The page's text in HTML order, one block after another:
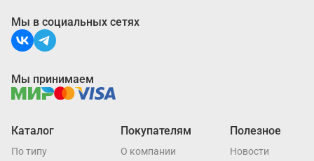
Каталог
По типу
Покупателям
О компании
Полезное
Новости
Мы в социальных сетях
Мы принимаем